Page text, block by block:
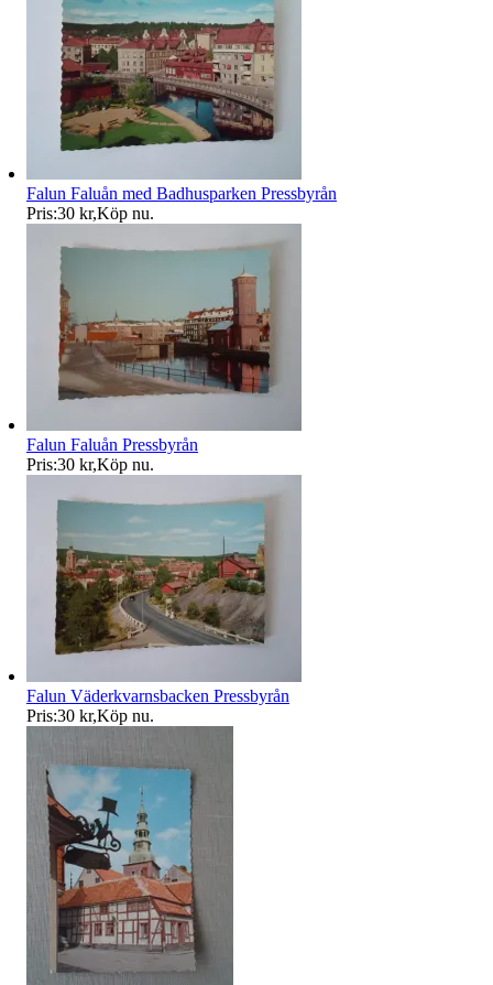
Falun Faluån med Badhusparken Pressbyrån
Pris:30 kr,Köp nu.
Falun Faluån Pressbyrån
Pris:30 kr,Köp nu.
Falun Väderkvarnsbacken Pressbyrån
Pris:30 kr,Köp nu.